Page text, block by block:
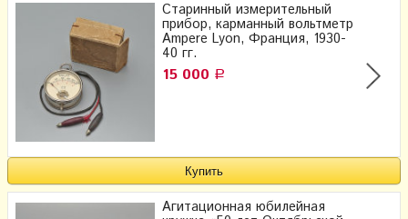
Старинный измерительный
прибор, карманный вольтметр
Ampere Lyon, Франция, 1930-
40 гг.
15 000 Р
Агитационная юбилейная